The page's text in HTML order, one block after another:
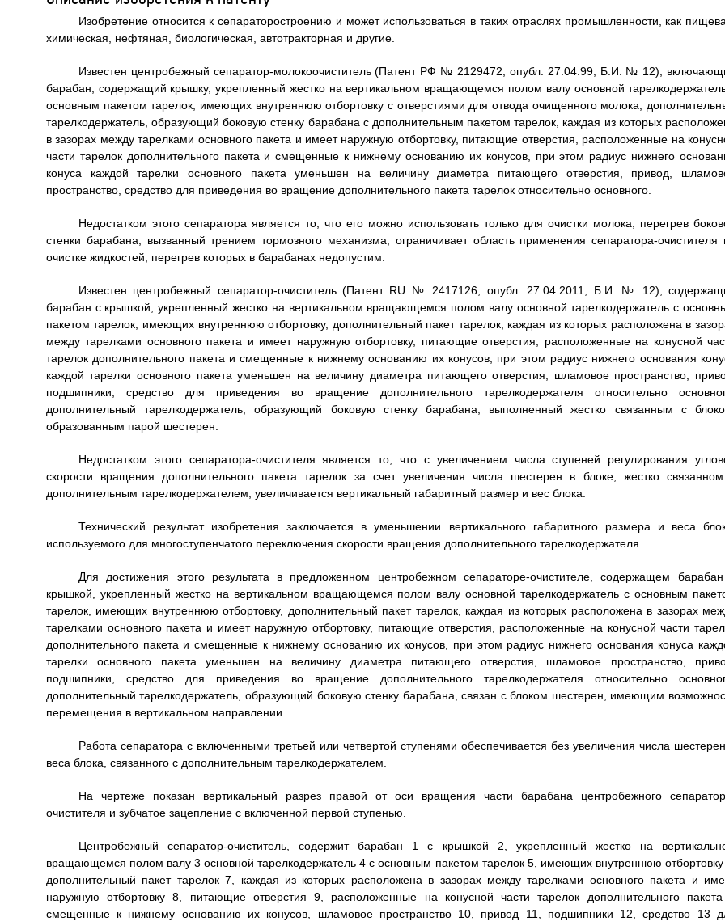
Изобретение относится к сепараторостроению и может использоваться в таких отраслях промышленности, как
химическая, нефтяная, биологическая, автотракторная и другие.
Известен центробежный сепаратор-молокоочиститель (Патент РФ № 2129472, опубл. 27.04.99, Б.И. № 12),
барабан, содержащий крышку, укрепленный жестко на вертикальном вращающемся полом валу основной
основным пакетом тарелок, имеющих внутреннюю отбортовку с отверстиями для отвода очищенного молока,
тарелкодержатель, образующий боковую стенку барабана с дополнительным пакетом тарелок, каждая из которых
в зазорах между тарелками основного пакета и имеет наружную отбортовку, питающие отверстия, расположенные на
части тарелок дополнительного пакета и смещенные к нижнему основанию их конусов, при этом радиус нижнего
конуса каждой тарелки основного пакета уменьшен на величину диаметра питающего отверстия, привод,
пространство, средство для приведения во вращение дополнительного пакета тарелок относительно основного.
Недостатком этого сепаратора является то, что его можно использовать только для очистки молока, перегрев
стенки барабана, вызванный трением тормозного механизма, ограничивает область применения сепаратора-очистителя
очистке жидкостей, перегрев которых в барабанах недопустим.
Известен центробежный сепаратор-очиститель (Патент RU № 2417126, опубл. 27.04.2011, Б.И. № 12),
барабан с крышкой, укрепленный жестко на вертикальном вращающемся полом валу основной тарелкодержатель с
пакетом тарелок, имеющих внутреннюю отбортовку, дополнительный пакет тарелок, каждая из которых расположена в
между тарелками основного пакета и имеет наружную отбортовку, питающие отверстия, расположенные на конусной
тарелок дополнительного пакета и смещенные к нижнему основанию их конусов, при этом радиус нижнего основания
каждой тарелки основного пакета уменьшен на величину диаметра питающего отверстия, шламовое пространство,
подшипники, средство для приведения во вращение дополнительного тарелкодержателя относительно
дополнительный тарелкодержатель, образующий боковую стенку барабана, выполненный жестко связанным с
образованным парой шестерен.
Недостатком этого сепаратора-очистителя является то, что с увеличением числа ступеней регулирования
скорости вращения дополнительного пакета тарелок за счет увеличения числа шестерен в блоке, жестко
дополнительным тарелкодержателем, увеличивается вертикальный габаритный размер и вес блока.
Технический результат изобретения заключается в уменьшении вертикального габаритного размера и веса
используемого для многоступенчатого переключения скорости вращения дополнительного тарелкодержателя.
Для достижения этого результата в предложенном центробежном сепараторе-очистителе, содержащем
крышкой, укрепленный жестко на вертикальном вращающемся полом валу основной тарелкодержатель с основным
тарелок, имеющих внутреннюю отбортовку, дополнительный пакет тарелок, каждая из которых расположена в зазорах
тарелками основного пакета и имеет наружную отбортовку, питающие отверстия, расположенные на конусной части
дополнительного пакета и смещенные к нижнему основанию их конусов, при этом радиус нижнего основания конуса
тарелки основного пакета уменьшен на величину диаметра питающего отверстия, шламовое пространство,
подшипники, средство для приведения во вращение дополнительного тарелкодержателя относительно
дополнительный тарелкодержатель, образующий боковую стенку барабана, связан с блоком шестерен, имеющим
перемещения в вертикальном направлении.
Работа сепаратора с включенными третьей или четвертой ступенями обеспечивается без увеличения числа
веса блока, связанного с дополнительным тарелкодержателем.
На чертеже показан вертикальный разрез правой от оси вращения части барабана центробежного
очистителя и зубчатое зацепление с включенной первой ступенью.
Центробежный сепаратор-очиститель, содержит барабан 1 с крышкой 2, укрепленный жестко на
вращающемся полом валу 3 основной тарелкодержатель 4 с основным пакетом тарелок 5, имеющих внутреннюю отбортовку
дополнительный пакет тарелок 7, каждая из которых расположена в зазорах между тарелками основного пакета и
наружную отбортовку 8, питающие отверстия 9, расположенные на конусной части тарелок дополнительного
смещенные к нижнему основанию их конусов, шламовое пространство 10, привод 11, подшипники 12, средство 13